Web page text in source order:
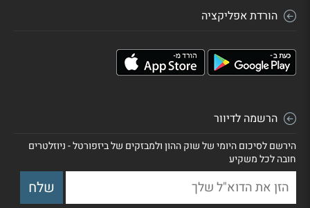
הורדת אפליקציה
הרשמה לדיוור
הירשם לסיכום היומי של שוק ההון ולמבזקים של ביזפורטל - ניוזלטרים
חובה לכל משקיע